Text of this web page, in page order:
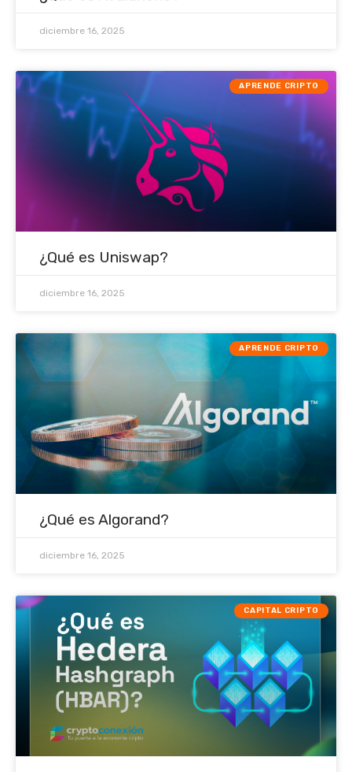
diciembre 16, 2025
APRENDE CRIPTO
¿Qué es Uniswap?
diciembre 16, 2025
APRENDE CRIPTO
¿Qué es Algorand?
diciembre 16, 2025
CAPITAL CRIPTO